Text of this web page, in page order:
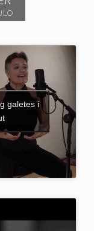
galetes i